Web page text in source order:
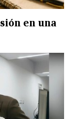
en una